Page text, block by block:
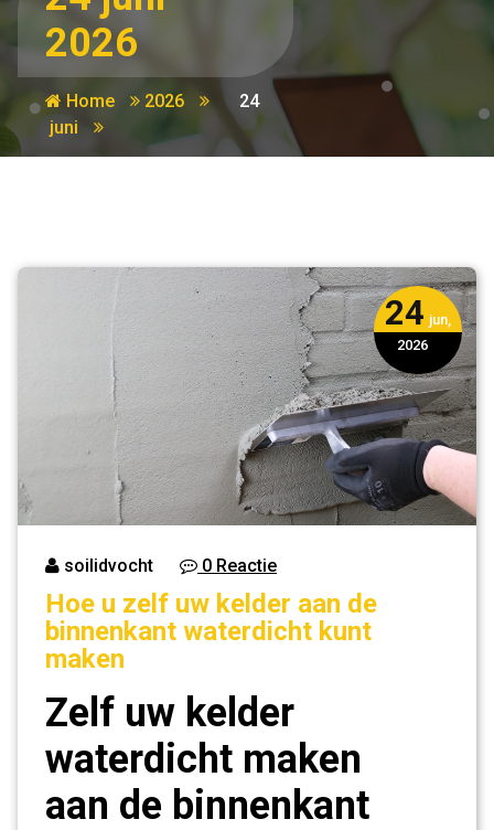
2026
Home
2026
juni
24
24 jun,
2026
soilidvocht 0 Reactie
Hoe u zelf uw kelder aan de
binnenkant waterdicht kunt
maken
Zelf uw kelder
waterdicht maken
aan de binnenkant